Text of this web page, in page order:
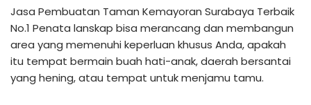
Jasa Pembuatan Taman Kemayoran Surabaya Terbaik
No.1 Penata lanskap bisa merancang dan membangun
area yang memenuhi keperluan khusus Anda, apakah
itu tempat bermain buah hati-anak, daerah bersantai
yang hening, atau tempat untuk menjamu tamu.